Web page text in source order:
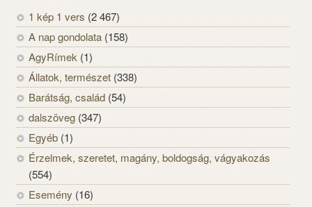
1 kép 1 vers (2 467)
A nap gondolata (158)
AgyRímek (1)
Állatok, természet (338)
Barátság, család (54)
dalszöveg (347)
Egyéb (1)
Érzelmek, szeretet, magány, boldogság, vágyakozás
(554)
Esemény (16)